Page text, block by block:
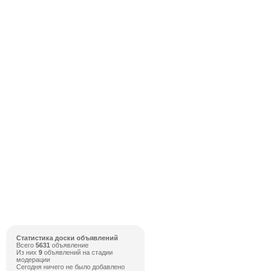
Статистика доски объявлений
Всего 5631 объявление
Из них 9 объявлений на стадии
модерации
Сегодня ничего не было добавлено